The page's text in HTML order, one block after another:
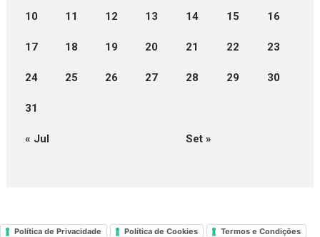
10 11 12 13 14 15 16
17 18 19 20 21 22 23
24 25 26 27 28 29 30
31
« Jul Set »
Política de Privacidade Política de Cookies Termos e Condições